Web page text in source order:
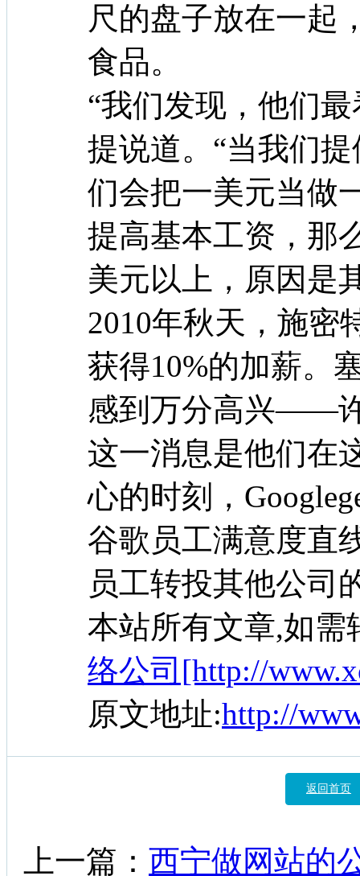
尺的盘子放在一起
食品。
“我们发现，他们
提说道。“当我们
们会把一美元当做
提高基本工资，那
美元以上，原因是
2010年秋天，施密
获得10%的加薪。
感到万分高兴——
这一消息是他们在
心的时刻，
谷歌员工满意度直
员工转投其他公司
本站所有文章,如需
络公司[http://
原文地址:http://
返回首页
上一篇： 西宁做网站的